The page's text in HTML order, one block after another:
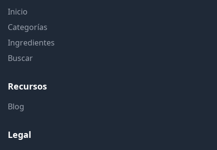
Inicio
Categorías
Ingredientes
Buscar
Recursos
Blog
Legal